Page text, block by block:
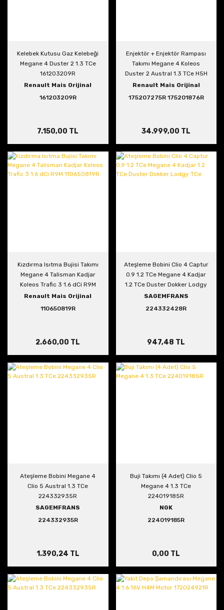
Kelebek Kutusu Gaz Kelebeği
Megane 4 Duster 2 1.3 TCe
161203209R
Renault Mais Orijinal
161203209R
7.150,00 TL
Enjektör + Enjektör Rampası
Takımı Megane 4 Koleos
Duster 2 Austral 1.3 TCe H5H
175207275R 175201876R
Renault Mais Orijinal
175207275R 175201876R
34.999,00 TL
Kızdırma Isıtma Bujisi Takımı
Megane 4 Talisman Kadjar
Koleos Trafic 3 1.6 dCi R9M
110650819R
Renault Mais Orijinal
110650819R
2.660,00 TL
Ateşleme Bobini Clio 4 Captur
0.9 1.2 TCe Megane 4 Kadjar
1.2 TCe Duster Dokker Lodgy
TCe
SAGEMFRANS
224332428R
947,48 TL
Ateşleme Bobini Megane 4
Clio 5 Austral 1.3 TCe
224332935R
SAGEMFRANS
224332935R
1.390,24 TL
Buji Takımı (4 Adet) Clio 5
Megane 4 1.3 TCe
224019185R
NGK
224019185R
0,00 TL